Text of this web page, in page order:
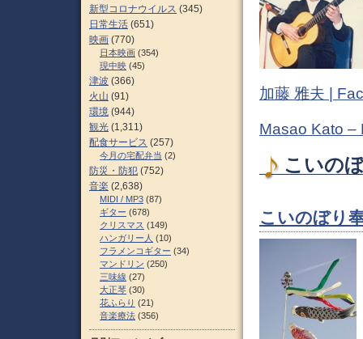
加藤 雅夫 |
Masao Kato –
こいの
こいのぼり
新型コロナウイルス (345)
日常生活 (651)
映画 (770)
日本映画 (354)
現中映 (45)
津波 (366)
火山 (91)
環境 (944)
観光 (1,311)
配食サービス (257)
今月の宅配弁当 (2)
防災・防犯 (752)
音楽 (2,638)
MIDI / MP3 (87)
ギター (678)
クリスマス (149)
ハンガリー人 (10)
フラメンコギター (34)
マンドリン (250)
三味線 (27)
大正琴 (30)
花ふらり (21)
音楽療法 (356)